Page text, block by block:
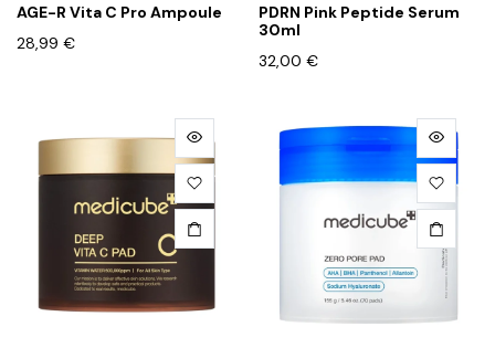
AGE-R Vita C Pro Ampoule
28,99 €
PDRN Pink Peptide Serum
30ml
32,00 €